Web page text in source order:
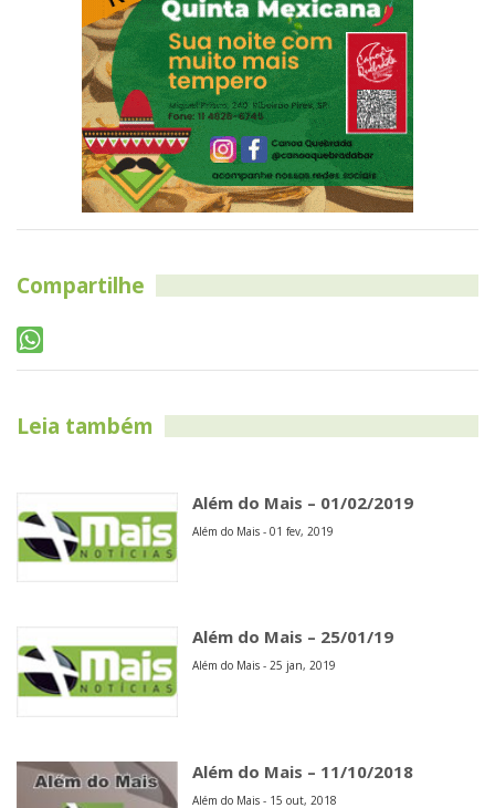
Compartilhe
Leia também
Além do Mais – 01/02/2019
Além do Mais - 01 fev, 2019
Além do Mais – 25/01/19
Além do Mais - 25 jan, 2019
Além do Mais – 11/10/2018
Além do Mais - 15 out, 2018